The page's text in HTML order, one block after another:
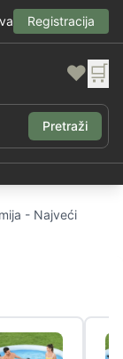
Registracija
❤️ 🛒
Pretraži
- Najveći